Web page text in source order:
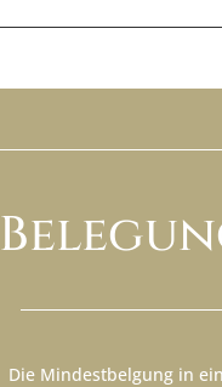
Die Mindestbelgung in